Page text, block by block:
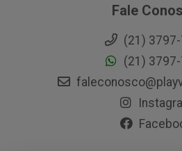
Fale
(21)
(21)